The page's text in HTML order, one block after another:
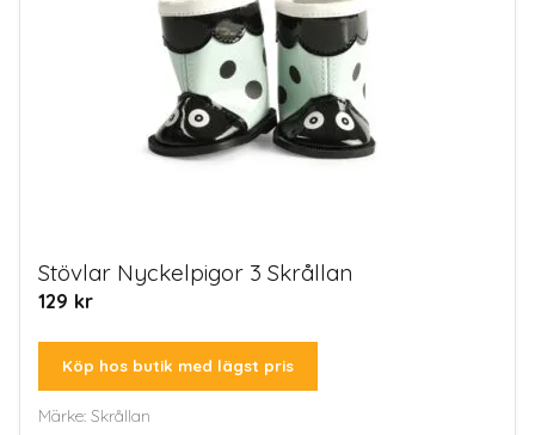
Stövlar Nyckelpigor 3 Skrållan
129 kr
Köp hos butik med lägst pris
Märke: Skrållan